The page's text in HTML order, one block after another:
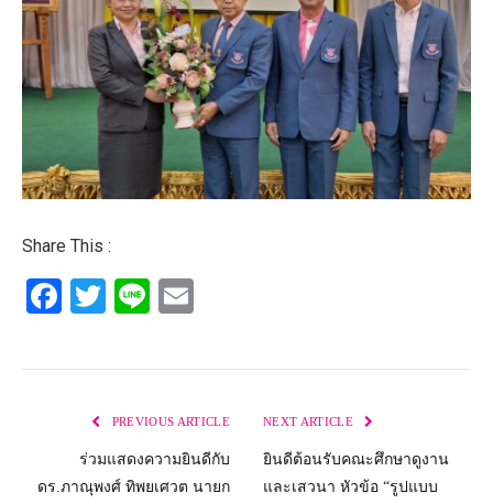
Share This :
Facebook
Twitter
Line
PREVIOUS ARTICLE
ร่วมแสดงความยินดีกับ
ดร.ภาณุพงศ์ ทิพยเศวต นายก
NEXT ARTICLE
ยินดีต้อนรับคณะศึกษาดูงาน
และเสวนา หัวข้อ “รูปแบบ